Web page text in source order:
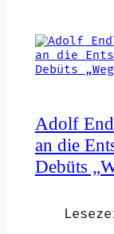
Adolf
an die
Debüts